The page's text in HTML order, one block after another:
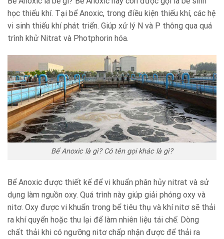
học thiếu khí. Tại bể Anoxic, trong điều kiện thiếu khí, các hệ
vi sinh thiếu khí phát triển. Giúp xử lý N và P thông qua quá
trình khử Nitrat và Photphorin hóa.
Bể Anoxic là gì? Có tên gọi khác là gì?
Bể Anoxic được thiết kế để vi khuẩn phân hủy nitrat và sử
dụng làm nguồn oxy. Quá trình này giúp giải phóng oxy và
nitơ. Oxy được vi khuẩn trong bể tiêu thụ và khí nitơ sẽ thải
ra khí quyển hoặc thu lại để làm nhiên liệu tái chế. Dòng
chất thải khi có ngưỡng nitơ chấp nhận được để thải ra